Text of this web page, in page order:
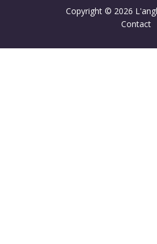
Copyright © 2026
Contact